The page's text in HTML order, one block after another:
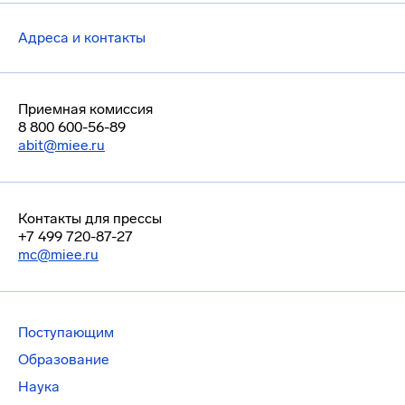
Адреса и контакты
Приемная комиссия
8 800 600-56-89
abit@miee.ru
Контакты для прессы
+7 499 720-87-27
mc@miee.ru
Поступающим
Образование
Наука